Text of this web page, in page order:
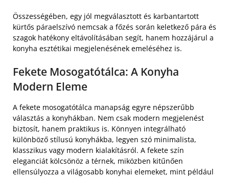
Összességében, egy jól megválasztott és karbantartott
kürtős páraelszívó nemcsak a főzés során keletkező pára és
szagok hatékony eltávolításában segít, hanem hozzájárul a
konyha esztétikai megjelenésének emeléséhez is.
Fekete Mosogatótálca: A Konyha
Modern Eleme
A fekete mosogatótálca manapság egyre népszerűbb
választás a konyhákban. Nem csak modern megjelenést
biztosít, hanem praktikus is. Könnyen integrálható
különböző stílusú konyhákba, legyen szó minimalista,
klasszikus vagy modern kialakításról. A fekete szín
eleganciát kölcsönöz a térnek, miközben kitűnően
ellensúlyozza a világosabb konyhai elemeket, mint például